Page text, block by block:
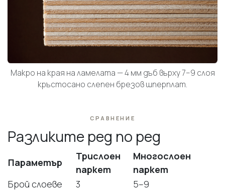
Макро на края на ламелата — 4 мм дъб върху 7–9 слоя
кръстосано слепен брезов шперплат.
СРАВНЕНИЕ
Разликите ред по ред
Параметър
Трислоен
паркет
Многослоен
паркет
Брой слоеве
3
5–9